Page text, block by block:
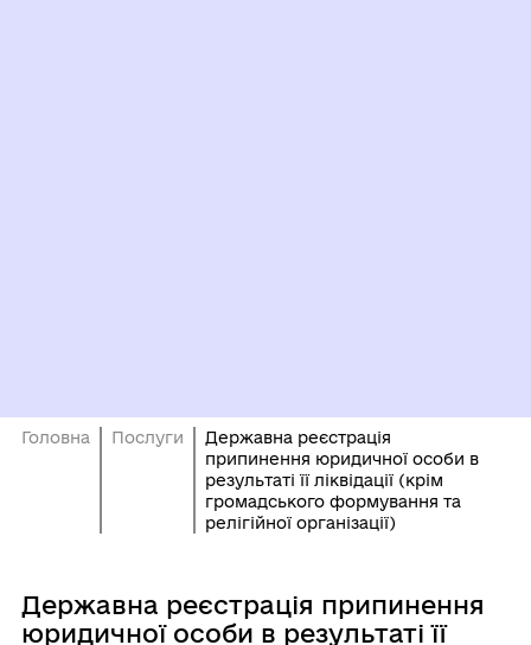
Головна Послуги
Державна реєстрація
припинення юридичної особи в
результаті її ліквідації (крім
громадського формування та
релігійної організації)
Державна реєстрація припинення
юридичної особи в результаті її